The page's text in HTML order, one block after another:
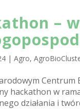
–
|Agro,
Centrum
hackathon w
działania i